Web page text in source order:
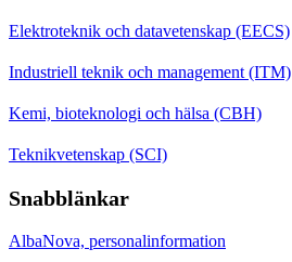
Elektroteknik och datavetenskap (EECS)
Industriell teknik och management (ITM)
Kemi, bioteknologi och hälsa (CBH)
Teknikvetenskap (SCI)
Snabblänkar
AlbaNova, personalinformation